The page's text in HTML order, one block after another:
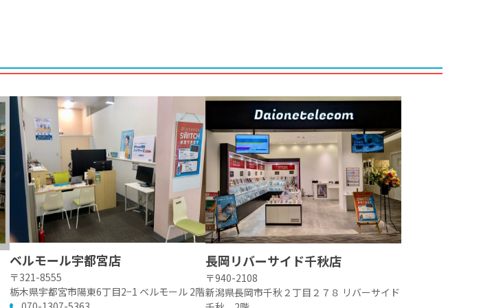
ベルモール宇都宮店
〒321-8555
栃木県宇都宮市陽東6丁目2−1 ベルモール 2階
長岡リバーサイド千秋店
〒940-2108
新潟県長岡市千秋２丁目２７８ リバーサイド